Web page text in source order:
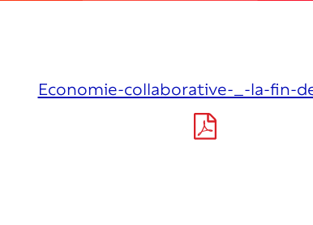
Economie-collaborative-_-la-fin-